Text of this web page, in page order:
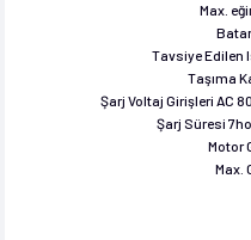
Max.
Tavsiye Edilen
Taşıma
Şarj Voltaj Girişleri AC
Şarj Süresi
Motor
Max.